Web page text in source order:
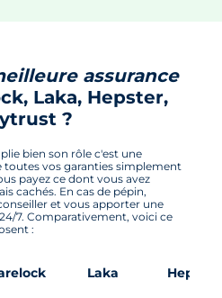
assurance
Laka, Hepster,
?
bien son rôle c'est une
toutes vos garanties simplement
payez ce dont vous avez
cachés. En cas de pépin,
et vous apporter une
7. Comparativement, voici ce
:
Laka Hepster